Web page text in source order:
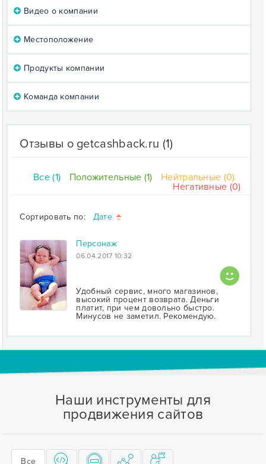
Видео о компании
Местоположение
Продукты компании
Команда компании
Отзывы о getcashback.ru (1)
Все (1) Положительные (1)
Нейтральные (0)
Негативные (0)
Сортировать по: Дате
Персонаж
06.04.2017 10:32
Удобный сервис, много магазинов,
высокий процент возврата. Деньги
платит, при чем довольно быстро.
Минусов не заметил. Рекомендую.
Наши инструменты для
продвижения сайтов
Все